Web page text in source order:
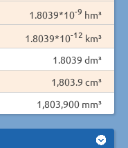
1.8039*10-9 hm³
1.8039*10-12 km³
1.8039 dm³
1,803.9 cm³
1,803,900 mm³